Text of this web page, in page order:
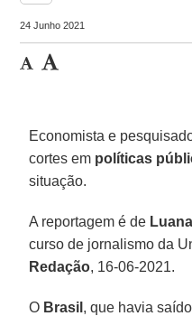
24 Junho 2021
Economista e
cortes em políticas
situação.
A reportagem é de
curso de jornalismo da
Redação, 16-06-2021.
O Brasil , que havia